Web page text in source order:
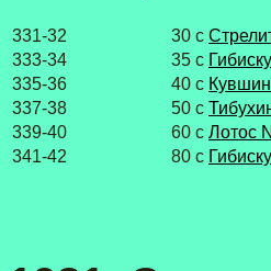
331-32 30 с
333-34
35 с
335-36
40 с
337-38
50 с
339-40
60 с Лотос
341-42
80 с